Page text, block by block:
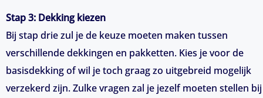
Stap 3: Dekking kiezen
Bij stap drie zul je de keuze moeten maken tussen
verschillende dekkingen en pakketten. Kies je voor de
basisdekking of wil je toch graag zo uitgebreid mogelijk
verzekerd zijn. Zulke vragen zal je jezelf moeten stellen bij